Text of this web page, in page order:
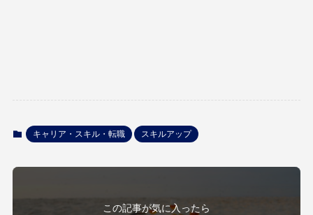
キャリア・スキル・転職 スキルアップ
この記事が気に入ったら